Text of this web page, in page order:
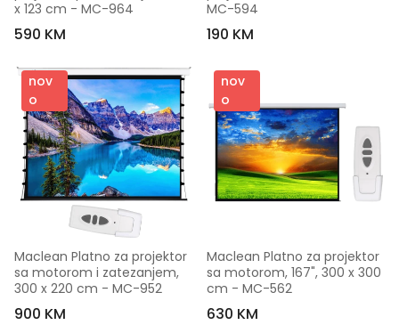
x 123 cm - MC-964
590 KM
MC-594
190 KM
nov
o
Maclean Platno za projektor
sa motorom i zatezanjem,
300 x 220 cm - MC-952
900 KM
nov
o
Maclean Platno za projektor
sa motorom, 167", 300 x 300
cm - MC-562
630 KM